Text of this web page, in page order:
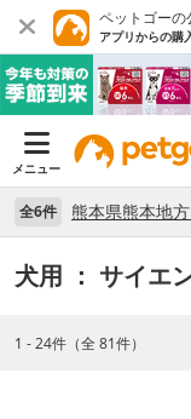
ペットゴーの
アプリからの購
メニュー
全6件
犬用 ： サイエ
1 - 24件（全 81件）